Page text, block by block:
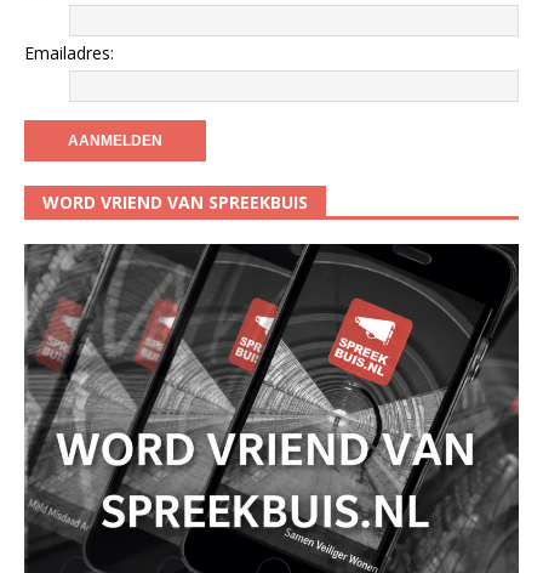
Emailadres:
WORD VRIEND VAN SPREEKBUIS